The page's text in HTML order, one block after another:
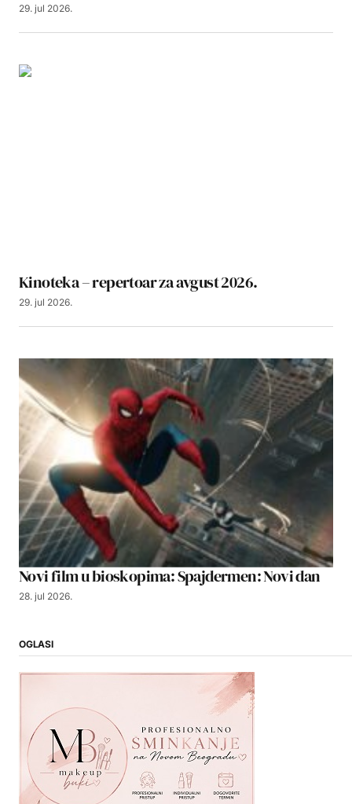
29. jul 2026.
Kinoteka – repertoar za avgust 2026.
29. jul 2026.
Novi film u bioskopima: Spajdermen: Novi dan
28. jul 2026.
OGLASI